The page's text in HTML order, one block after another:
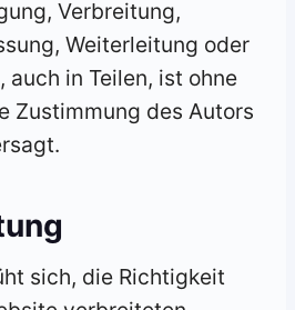
Verbreitung,
Weiterleitung oder
in Teilen, ist ohne
Zustimmung des Autors
sich, die Richtigkeit